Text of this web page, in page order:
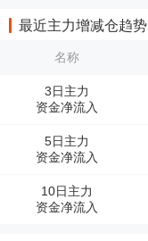
最近主力增减仓趋势
名称
3日主力
资金净流入
5日主力
资金净流入
10日主力
资金净流入